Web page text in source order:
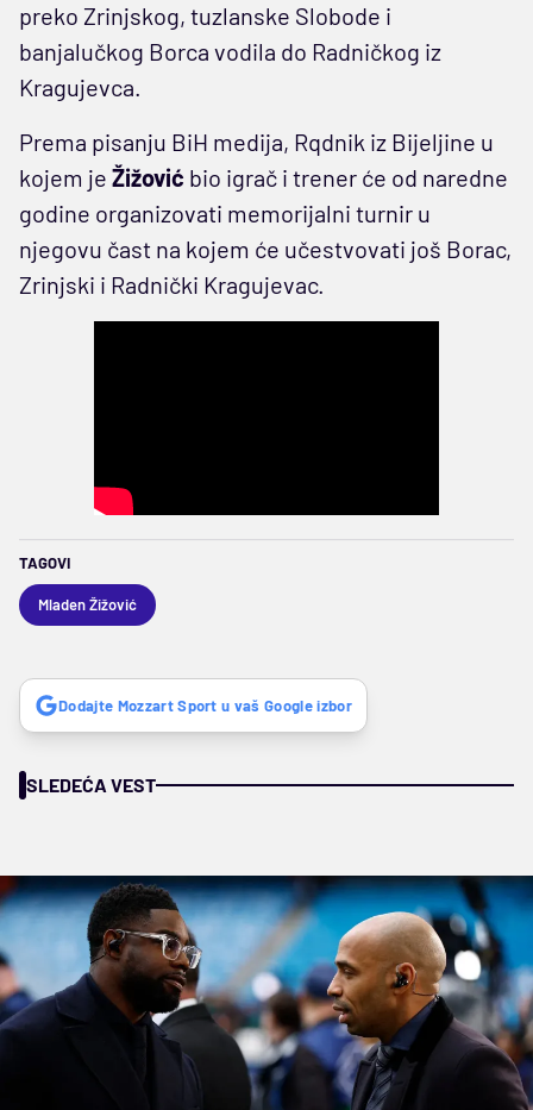
preko Zrinjskog, tuzlanske Slobode i
banjalučkog Borca vodila do Radničkog iz
Kragujevca.
Prema pisanju BiH medija, Rqdnik iz Bijeljine u
kojem je Žižović bio igrač i trener će od naredne
godine organizovati memorijalni turnir u
njegovu čast na kojem će učestvovati još Borac,
Zrinjski i Radnički Kragujevac.
TAGOVI
Mladen Žižović
Dodajte Mozzart Sport u vaš Google izbor
SLEDEĆA VEST